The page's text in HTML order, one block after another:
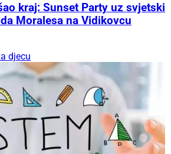
kraj: Sunset Party uz svjetski
Moralesa na Vidikovcu
djecu